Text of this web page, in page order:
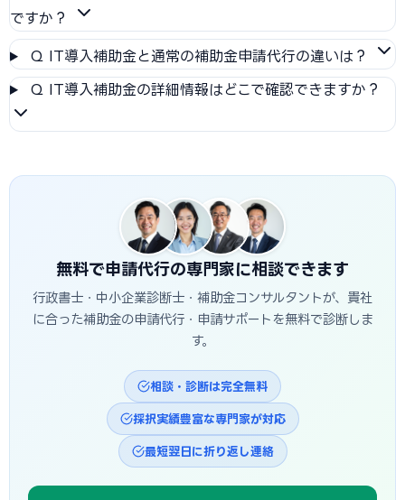
ですか？
Q IT導入補助金と通常の補助金申請代行の違いは？
Q IT導入補助金の詳細情報はどこで確認できますか？
無料で申請代行の専門家に相談できます
行政書士・中小企業診断士・補助金コンサルタントが、貴社
に合った補助金の申請代行・申請サポートを無料で診断しま
す。
相談・診断は完全無料
採択実績豊富な専門家が対応
最短翌日に折り返し連絡